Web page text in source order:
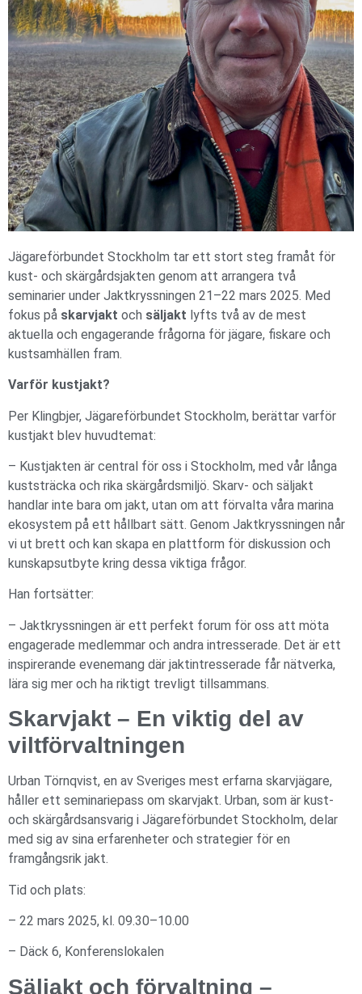
Jägareförbundet Stockholm tar ett stort steg framåt för
kust- och skärgårdsjakten genom att arrangera två
seminarier under Jaktkryssningen 21–22 mars 2025. Med
fokus på skarvjakt och säljakt lyfts två av de mest
aktuella och engagerande frågorna för jägare, fiskare och
kustsamhällen fram.
Varför kustjakt?
Per Klingbjer, Jägareförbundet Stockholm, berättar varför
kustjakt blev huvudtemat:
– Kustjakten är central för oss i Stockholm, med vår långa
kuststräcka och rika skärgårdsmiljö. Skarv- och säljakt
handlar inte bara om jakt, utan om att förvalta våra marina
ekosystem på ett hållbart sätt. Genom Jaktkryssningen når
vi ut brett och kan skapa en plattform för diskussion och
kunskapsutbyte kring dessa viktiga frågor.
Han fortsätter:
– Jaktkryssningen är ett perfekt forum för oss att möta
engagerade medlemmar och andra intresserade. Det är ett
inspirerande evenemang där jaktintresserade får nätverka,
lära sig mer och ha riktigt trevligt tillsammans.
Skarvjakt – En viktig del av
viltförvaltningen
Urban Törnqvist, en av Sveriges mest erfarna skarvjägare,
håller ett seminariepass om skarvjakt. Urban, som är kust-
och skärgårdsansvarig i Jägareförbundet Stockholm, delar
med sig av sina erfarenheter och strategier för en
framgångsrik jakt.
Tid och plats:
– 22 mars 2025, kl. 09.30–10.00
– Däck 6, Konferenslokalen
Säljakt och förvaltning –